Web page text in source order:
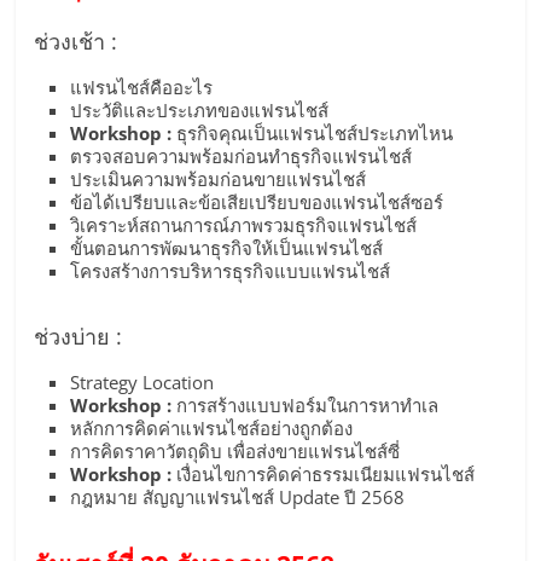
ศูนย์
รวม
แฟ
รน
ไชส์
พร้อม
ทำเล
สำหรับ
ช่วงเช้า :
แฟรนไชส์คืออะไร
ประวัติและประเภทของแฟรนไชส์
Workshop : ธุรกิจคุณเป็นแฟรนไชส์ประเภทไหน
ตรวจสอบความพร้อมก่อนทำธุรกิจแฟรนไชส์
ประเมินความพร้อมก่อนขายแฟรนไชส์
ข้อได้เปรียบและข้อเสียเปรียบของแฟรนไชส์ซอร์
วิเคราะห์สถานการณ์ภาพรวมธุรกิจแฟรนไชส์
ขั้นตอนการพัฒนาธุรกิจให้เป็นแฟรนไชส์
โครงสร้างการบริหารธุรกิจแบบแฟรนไชส์
ช่วงบ่าย :
Strategy Location
Workshop : การสร้างแบบฟอร์มในการหาทำเล
หลักการคิดค่าแฟรนไชส์อย่างถูกต้อง
การคิดราคาวัตถุดิบ เพื่อส่งขายแฟรนไชส์ซี่
Workshop : เงื่อนไขการคิดค่าธรรมเนียมแฟรนไชส์
กฎหมาย สัญญาแฟรนไชส์ Update ปี 2568